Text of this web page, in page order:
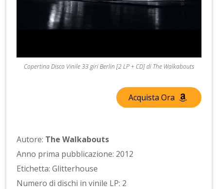
Copertina Disco Vinile 33 giri Berlin [2 LP + CD] di The Walkabouts
Acquista Ora
Autore: The Walkabouts
Anno prima pubblicazione: 2012
Etichetta: Glitterhouse
Numero di dischi in vinile LP: 2